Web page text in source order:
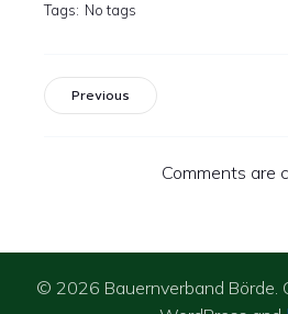
Tags: No tags
Previous
Comments are
© 2026 Bauernverband Börde.